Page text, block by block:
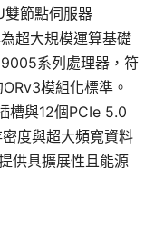
節點伺服器
超大規模運算基礎
系列處理器，符
模組化標準。
槽與12個PCIe 5.0
度與超大頻寬資料
供具擴展性且能源